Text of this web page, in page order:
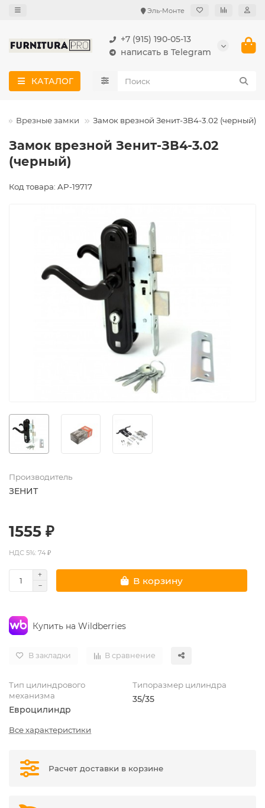
Эль-Монте
+7 (915) 190-05-13
написать в Telegram
КАТАЛОГ
Врезные замки Замок врезной Зенит-ЗВ4-3.02 (черный)
Замок врезной Зенит-ЗВ4-3.02
(черный)
Код товара: AP-19717
Производитель
ЗЕНИТ
1555 ₽
НДС 5%: 74 ₽
В корзину
Купить на Wildberries
В закладки В сравнение
Тип цилиндрового
механизма
Евроцилиндр
Типоразмер цилиндра
35/35
Все характеристики
Расчет доставки в корзине